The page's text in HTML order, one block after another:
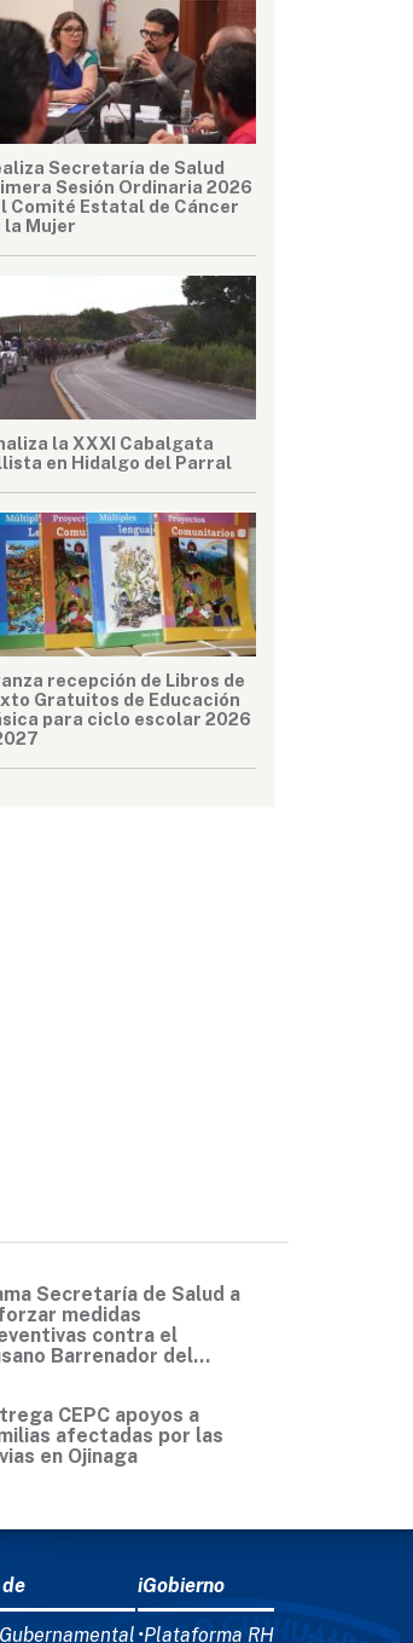
Secretaría de Salud
Sesión Ordinaria 2026
Comité Estatal de Cáncer
la Mujer
la XXXI Cabalgata
en Hidalgo del Parral
recepción de Libros de
Gratuitos de Educación
para ciclo escolar 2026
Secretaría de Salud a
medidas
contra el
Barrenador del...
CEPC apoyos a
afectadas por las
en Ojinaga
iGobierno
•Plataforma RH